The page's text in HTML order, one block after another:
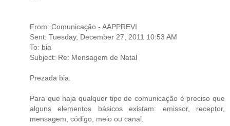
From: Comunicação - AAPPREVI
Sent: Tuesday, December 27, 2011 10:53 AM
To: bia
Subject: Re: Mensagem de Natal
Prezada bia.
Para que haja qualquer tipo de comunicação é preciso que
alguns elementos básicos existam: emissor, receptor,
mensagem, código, meio ou canal.